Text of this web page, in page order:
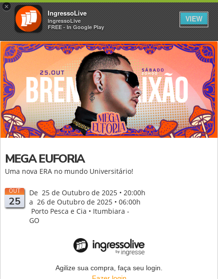
×
IngressoLive
IngressoLive
FREE - In Google Play
VIEW
MEGA EUFORIA
Uma nova ERA no mundo Universitário!
OUT
25
De 25 de Outubro de 2025 • 20:00h
a 26 de Outubro de 2025 • 06:00h
Porto Pesca e Cia • Itumbiara -
GO
Agilize sua compra, faça seu login.